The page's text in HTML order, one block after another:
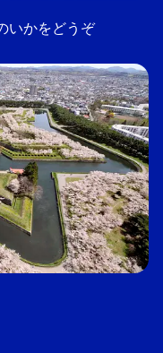
いかをどうぞ